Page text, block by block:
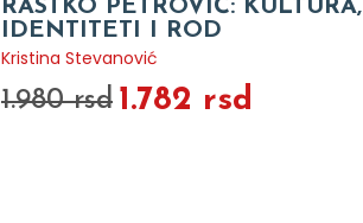
RASTKO PETROVIĆ: KULTURA,
IDENTITETI I ROD
Kristina Stevanović
1.980 rsd 1.782 rsd